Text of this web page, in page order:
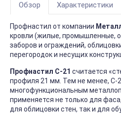
Обзор Характеристики
Профнастил от компании
кровли (жилые, промышленные,
заборов и ограждений,
перегородок и несущих
Профнастил С-21 считается
профиля 21 мм. Тем не менее, С-
многофункциональным
применяется не только для
для облицовки стен, так и для